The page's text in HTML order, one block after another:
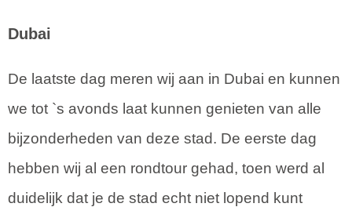
Dubai
De laatste dag meren wij aan in Dubai en kunnen
we tot `s avonds laat kunnen genieten van alle
bijzonderheden van deze stad. De eerste dag
hebben wij al een rondtour gehad, toen werd al
duidelijk dat je de stad echt niet lopend kunt